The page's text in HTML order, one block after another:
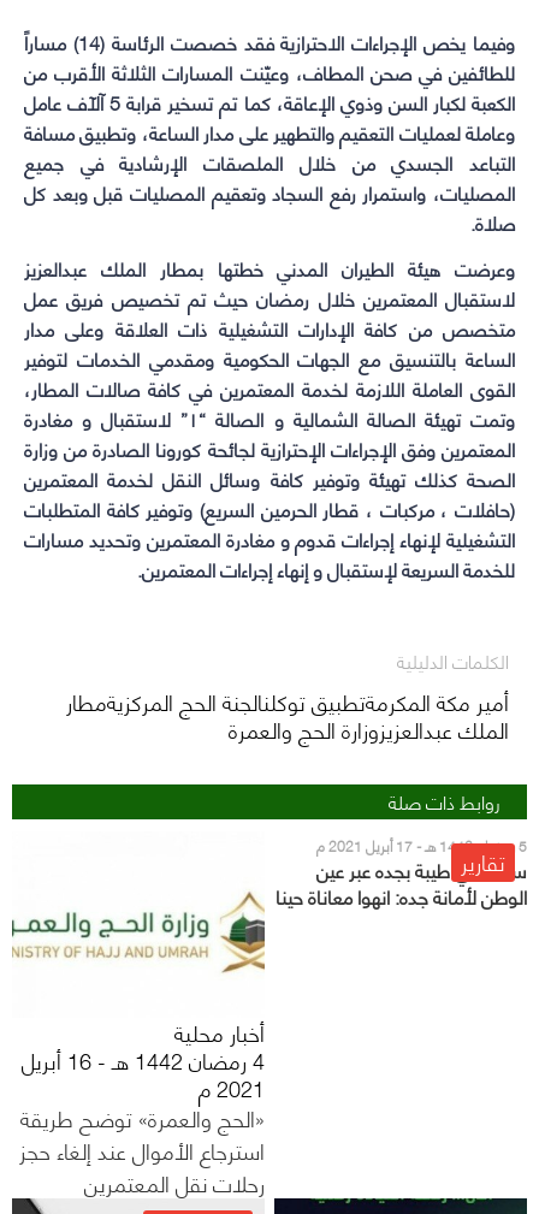
وفيما يخص الإجراءات الاحترازية فقد خصصت الرئاسة (14) مساراً
للطائفين في صحن المطاف، وعيّنت المسارات الثلاثة الأقرب من
الكعبة لكبار السن وذوي الإعاقة، كما تم تسخير قرابة 5 آلآف عامل
وعاملة لعمليات التعقيم والتطهير على مدار الساعة، وتطبيق مسافة
التباعد الجسدي من خلال الملصقات الإرشادية في جميع
المصليات، واستمرار رفع السجاد وتعقيم المصليات قبل وبعد كل
صلاة.
وعرضت هيئة الطيران المدني خطتها بمطار الملك عبدالعزيز
لاستقبال المعتمرين خلال رمضان حيث تم تخصيص فريق عمل
متخصص من كافة الإدارات التشغيلية ذات العلاقة وعلى مدار
الساعة بالتنسيق مع الجهات الحكومية ومقدمي الخدمات لتوفير
القوى العاملة اللازمة لخدمة المعتمرين في كافة صالات المطار،
وتمت تهيئة الصالة الشمالية و الصالة “۱” لاستقبال و مغادرة
المعتمرين وفق الإجراءات الإحترازية لجائحة كورونا الصادرة من وزارة
الصحة كذلك تهيئة وتوفير كافة وسائل النقل لخدمة المعتمرين
(حافلات ، مرکبات ، قطار الحرمين السريع) وتوفير كافة المتطلبات
التشغيلية لإنهاء إجراءات قدوم و مغادرة المعتمرین وتحديد مسارات
للخدمة السريعة لإستقبال و إنهاء إجراءات المعتمرين.
الكلمات الدليلية
أمير مكة المكرمةتطبيق توكلنالجنة الحج المركزيةمطار
الملك عبدالعزيزوزارة الحج والعمرة
روابط ذات صلة
تقارير 5 رمضان 1442 هـ - 17 أبريل 2021 م
سكان حي طيبة بجده عبر عين
الوطن لأمانة جده: انهوا معاناة حينا
أخبار محلية
4 رمضان 1442 هـ - 16 أبريل
2021 م
«الحج والعمرة» توضح طريقة
استرجاع الأموال عند إلغاء حجز
رحلات نقل المعتمرين